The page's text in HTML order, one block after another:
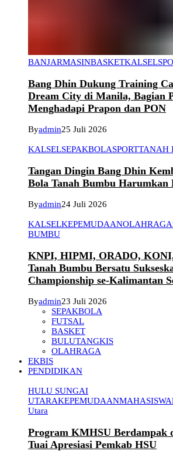
BANJARMASINBASKETKALSEL
Bang Dhin Dukung Training
Dream City di Manila, Bagian
Menghadapi Prapon dan PON
Byadmin25 Juli 2026
KALSELSEPAKBOLASPORTTANAH
Tangan Dingin Bang Dhin
Bola Tanah Bumbu Harumkan
Byadmin24 Juli 2026
KALSELKEPEMUDAANOLAHRAGA
BUMBU
KNPI, HIPMI, ORADO,
Tanah Bumbu Bersatu
Championship se-Kalimantan
Byadmin23 Juli 2026
SEPAKBOLA
FUTSAL
BASKET
BULUTANGKIS
OLAHRAGA
EKBIS
PENDIDIKAN
HULU SUNGAI
UTARAKEPEMUDAANMAHASISWA
Utara
Program KMHSU Berdampak
Tuai Apresiasi Pemkab HSU